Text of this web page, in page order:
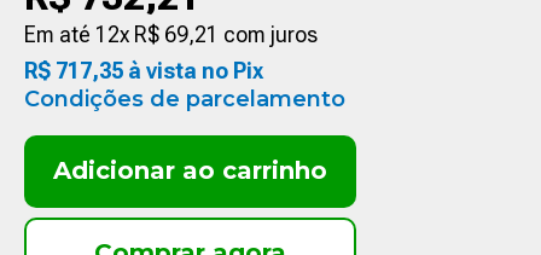
Em até 12x R$ 69,21 com juros
R$ 717,35 à vista no Pix
Condições de parcelamento
Adicionar ao carrinho